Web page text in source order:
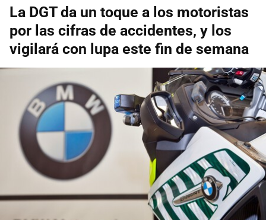
La DGT da un toque a los motoristas
por las cifras de accidentes, y los
vigilará con lupa este fin de semana